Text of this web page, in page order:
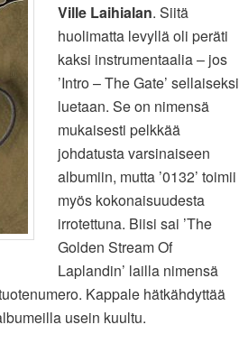
Ville Laihialan. Siitä
huolimatta levyllä oli peräti
kaksi instrumentaalia – jos
’Intro – The Gate’ sellaiseksi
luetaan. Se on nimensä
mukaisesti pelkkää
johdatusta varsinaiseen
albumiin, mutta ’0132’ toimii
myös kokonaisuudesta
irrotettuna. Biisi sai ’The
Golden Stream Of
Laplandin’ lailla nimensä
Kappale hätkähdyttää
usein kuultu.